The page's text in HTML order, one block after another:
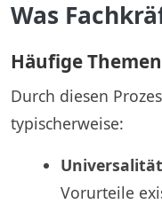
Was
Häufige Themen
Durch diesen
typischerweise:
Vorurteile